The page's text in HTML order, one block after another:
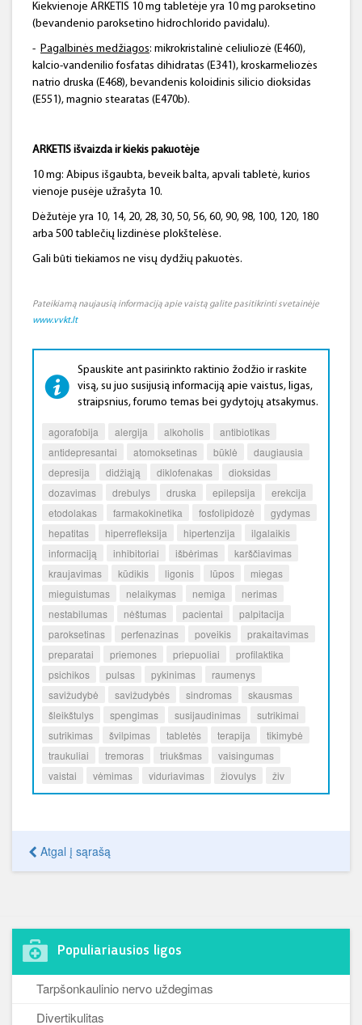
Kiekvienoje ARKETIS 10 mg tabletėje yra 10 mg paroksetino
(bevandenio paroksetino hidrochlorido pavidalu).
- Pagalbinės medžiagos: mikrokristalinė celiuliozė (E460),
kalcio-vandenilio fosfatas dihidratas (E341), kroskarmeliozės
natrio druska (E468), bevandenis koloidinis silicio dioksidas
(E551), magnio stearatas (E470b).
ARKETIS išvaizda ir kiekis pakuotėje
10 mg: Abipus išgaubta, beveik balta, apvali tabletė, kurios
vienoje pusėje užrašyta 10.
Dėžutėje yra 10, 14, 20, 28, 30, 50, 56, 60, 90, 98, 100, 120, 180
arba 500 tablečių lizdinėse plokštelėse.
Gali būti tiekiamos ne visų dydžių pakuotės.
Pateikiamą naujausią informaciją apie vaistą galite pasitikrinti svetainėje
www.vvkt.lt
Spauskite ant pasirinkto raktinio žodžio ir raskite
visą, su juo susijusią informaciją apie vaistus, ligas,
straipsnius, forumo temas bei gydytojų atsakymus.
agorafobija alergija alkoholis
antibiotikas
antidepresantai
atomoksetinas būklė
daugiausia
depresija
didžiąją diklofenakas
dioksidas
dozavimas
drebulys druska epilepsija
erekcija
etodolakas
farmakokinetika fosfolipidozė
gydymas
hepatitas
hiperrefleksija hipertenzija
ilgalaikis
informaciją
inhibitoriai išbėrimas
karščiavimas
kraujavimas
kūdikis ligonis lūpos
miegas
mieguistumas
nelaikymas nemiga
nerimas
nestabilumas
nėštumas pacientai
palpitacija
paroksetinas
perfenazinas poveikis
prakaitavimas
preparatai
priemones priepuoliai
profilaktika
psichikos
pulsas pykinimas
raumenys
savižudybė
savižudybės sindromas
skausmas
šleikštulys
spengimas susijaudinimas
sutrikimai
sutrikimas
švilpimas tabletės terapija
tikimybė
traukuliai
tremoras triukšmas
vaisingumas
vaistai
vėmimas viduriavimas žiovulys živ
Atgal į sąrašą
Populiariausios ligos
Tarpšonkaulinio nervo uždegimas
Divertikulitas